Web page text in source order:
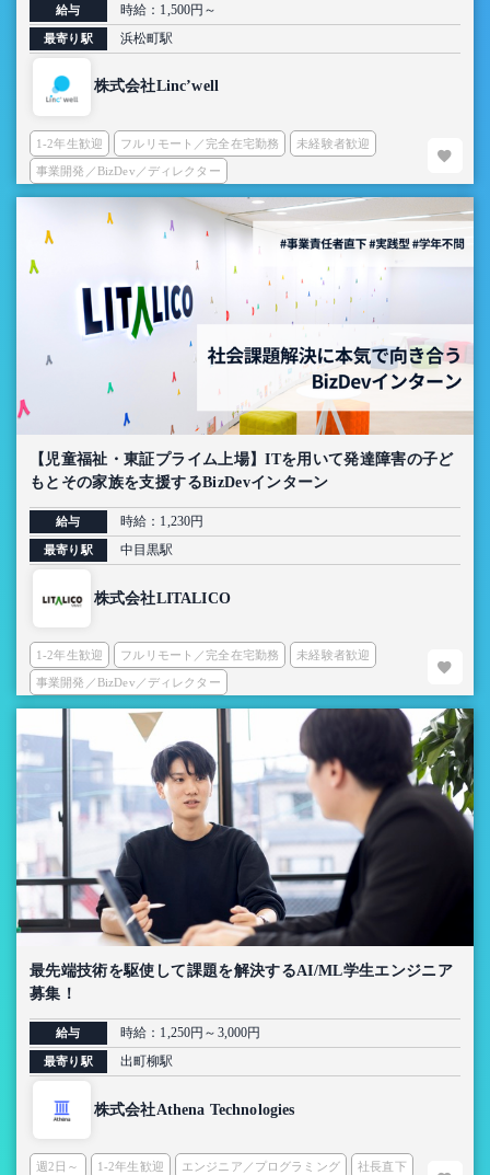
給与 時給：1,500円～
最寄り駅 浜松町駅
株式会社Linc’well
1-2年生歓迎 フルリモート／完全在宅勤務 未経験者歓迎
事業開発／BizDev／ディレクター
【児童福祉・東証プライム上場】ITを用いて発達障害の子ど
もとその家族を支援するBizDevインターン
給与 時給：1,230円
最寄り駅 中目黒駅
株式会社LITALICO
1-2年生歓迎 フルリモート／完全在宅勤務 未経験者歓迎
事業開発／BizDev／ディレクター
最先端技術を駆使して課題を解決するAI/ML学生エンジニア
募集！
給与 時給：1,250円～3,000円
最寄り駅 出町柳駅
株式会社Athena Technologies
週2日～ 1-2年生歓迎 エンジニア／プログラミング 社長直下